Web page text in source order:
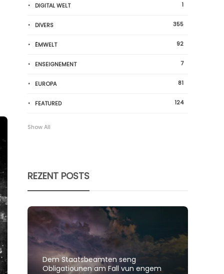
DIGITAL WELT 1
DIVERS 355
ËMWELT 92
ENSEIGNEMENT 7
EUROPA 81
FEATURED 124
Show All
REZENT POSTS
Dem Staatsbeamten seng
Obligatiounen am Fall vun engem